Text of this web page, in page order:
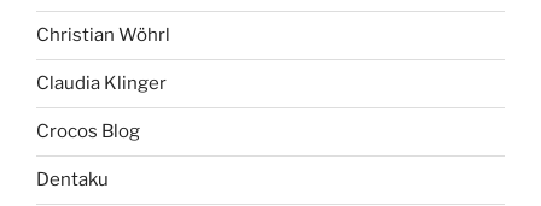
Christian Wöhrl
Claudia Klinger
Crocos Blog
Dentaku